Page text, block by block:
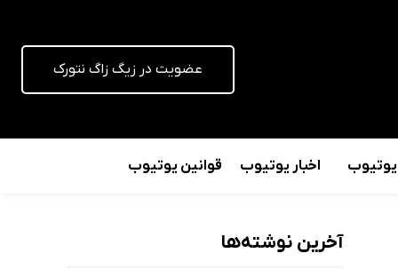
عضویت در زیگ زاگ نتورک
یوتیوب اخبار یوتیوب قوانین یوتیوب
آخرین نوشته‌ها